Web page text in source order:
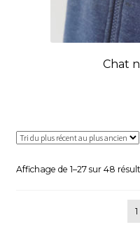
Chat
Affichage de 1–27 sur 48
1